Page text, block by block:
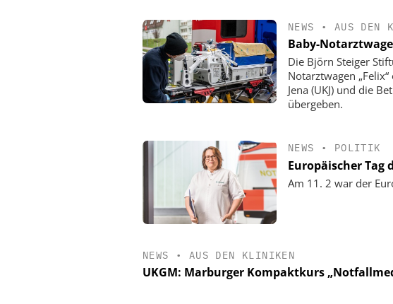
NEWS • AUS DEN
Baby-
Die Björn Steiger
Notarztwagen
Jena (UKJ) und die
übergeben.
NEWS • POLITIK
Europäischer Tag
Am 11. 2 war der
NEWS • AUS DEN KLINIKEN
UKGM: Marburger Kompaktkurs